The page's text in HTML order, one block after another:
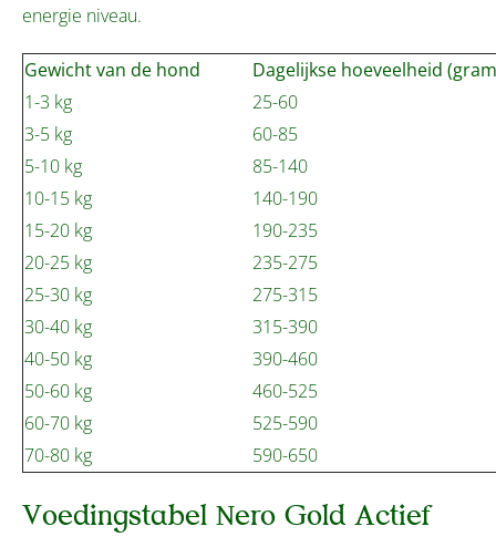
energie niveau.
Gewicht van de hond
Dagelijkse hoeveelheid
1-3 kg
25-60
3-5 kg
60-85
5-10 kg
85-140
10-15 kg
140-190
15-20 kg
190-235
20-25 kg
235-275
25-30 kg
275-315
30-40 kg
315-390
40-50 kg
390-460
50-60 kg
460-525
60-70 kg
525-590
70-80 kg
590-650
Voedingstabel Nero Gold Actief